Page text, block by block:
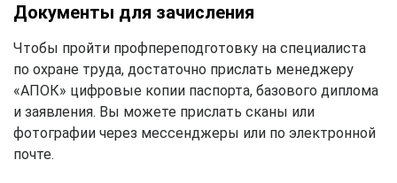
Документы для зачисления
Чтобы пройти профпереподготовку на специалиста
по охране труда, достаточно прислать менеджеру
«АПОК» цифровые копии паспорта, базового диплома
и заявления. Вы можете прислать сканы или
фотографии через мессенджеры или по электронной
почте.